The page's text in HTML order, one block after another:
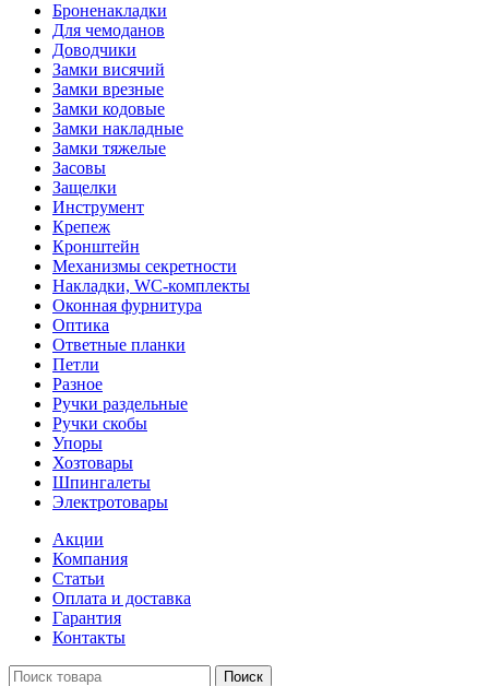
Броненакладки
Для чемоданов
Доводчики
Замки висячий
Замки врезные
Замки кодовые
Замки накладные
Замки тяжелые
Засовы
Защелки
Инструмент
Крепеж
Кронштейн
Механизмы секретности
Накладки, WC-комплекты
Оконная фурнитура
Оптика
Ответные планки
Петли
Разное
Ручки раздельные
Ручки скобы
Упоры
Хозтовары
Шпингалеты
Электротовары
Акции
Компания
Статьи
Оплата и доставка
Гарантия
Контакты
Поиск